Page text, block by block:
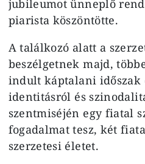
jubileumot ünneplő
piarista köszöntötte.
A találkozó alatt a
beszélgetnek majd,
indult káptalani időszak
identitásról és
szentmiséjén egy fiatal
fogadalmat tesz, két
szerzetesi életet.